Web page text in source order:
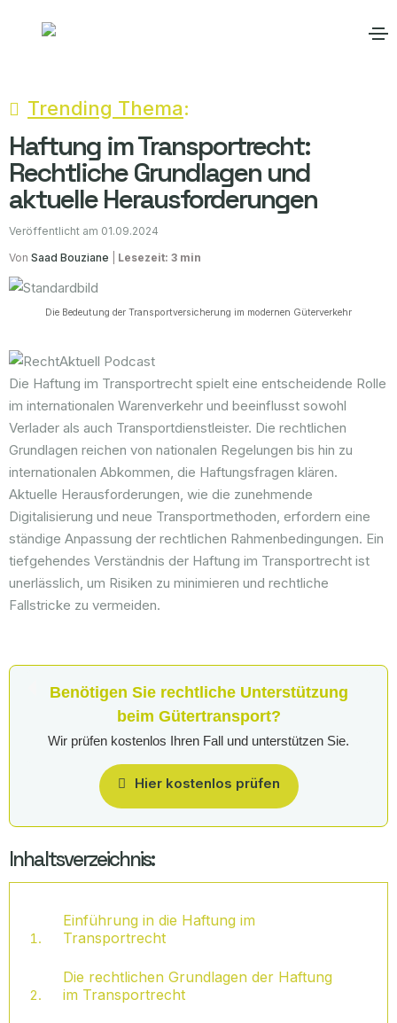
60% der Transportschäden
Trending Thema:
Haftung im Transportrecht:
Rechtliche Grundlagen und
aktuelle Herausforderungen
Veröffentlicht am 01.09.2024
Von Saad Bouziane Lesezeit: 3 min
Die Bedeutung der Transportversicherung im modernen Güterverkehr
Die Haftung im Transportrecht spielt eine entscheidende Rolle
im internationalen Warenverkehr und beeinflusst sowohl
Verlader als auch Transportdienstleister. Die rechtlichen
Grundlagen reichen von nationalen Regelungen bis hin zu
internationalen Abkommen, die Haftungsfragen klären.
Aktuelle Herausforderungen, wie die zunehmende
Digitalisierung und neue Transportmethoden, erfordern eine
ständige Anpassung der rechtlichen Rahmenbedingungen. Ein
tiefgehendes Verständnis der Haftung im Transportrecht ist
unerlässlich, um Risiken zu minimieren und rechtliche
Fallstricke zu vermeiden.
Benötigen Sie rechtliche Unterstützung
beim Gütertransport?
Wir prüfen kostenlos Ihren Fall und unterstützen Sie.
Hier kostenlos prüfen
Inhaltsverzeichnis:
Einführung in die Haftung im
Transportrecht
Die rechtlichen Grundlagen der Haftung
im Transportrecht